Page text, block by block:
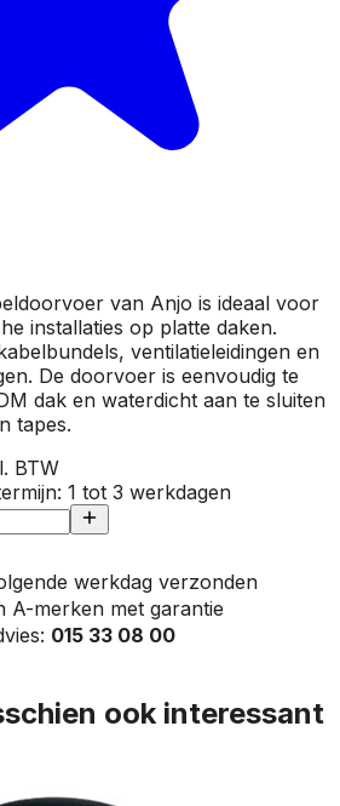
van Anjo is ideaal voor
installaties op platte daken.
ventilatieleidingen en
De doorvoer is eenvoudig te
dak en waterdicht aan te sluiten
tapes.
BTW
: 1 tot 3 werkdagen
werkdag verzonden
A-merken met garantie
015 33 08 00
ook interessant